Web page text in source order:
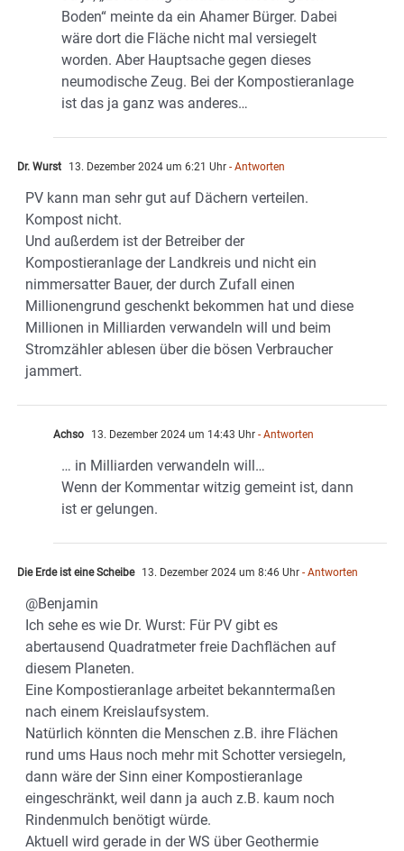
Boden“ meinte da ein Ahamer Bürger. Dabei
wäre dort die Fläche nicht mal versiegelt
worden. Aber Hauptsache gegen dieses
neumodische Zeug. Bei der Kompostieranlage
ist das ja ganz was anderes…
Dr. Wurst 13. Dezember 2024 um 6:21 Uhr - Antworten
PV kann man sehr gut auf Dächern verteilen.
Kompost nicht.
Und außerdem ist der Betreiber der
Kompostieranlage der Landkreis und nicht ein
nimmersatter Bauer, der durch Zufall einen
Millionengrund geschenkt bekommen hat und diese
Millionen in Milliarden verwandeln will und beim
Stromzähler ablesen über die bösen Verbraucher
jammert.
Achso 13. Dezember 2024 um 14:43 Uhr - Antworten
… in Milliarden verwandeln will…
Wenn der Kommentar witzig gemeint ist, dann
ist er gelungen.
Die Erde ist eine Scheibe 13. Dezember 2024 um 8:46 Uhr - Antworten
@Benjamin
Ich sehe es wie Dr. Wurst: Für PV gibt es
abertausend Quadratmeter freie Dachflächen auf
diesem Planeten.
Eine Kompostieranlage arbeitet bekanntermaßen
nach einem Kreislaufsystem.
Natürlich könnten die Menschen z.B. ihre Flächen
rund ums Haus noch mehr mit Schotter versiegeln,
dann wäre der Sinn einer Kompostieranlage
eingeschränkt, weil dann ja auch z.B. kaum noch
Rindenmulch benötigt würde.
Aktuell wird gerade in der WS über Geothermie